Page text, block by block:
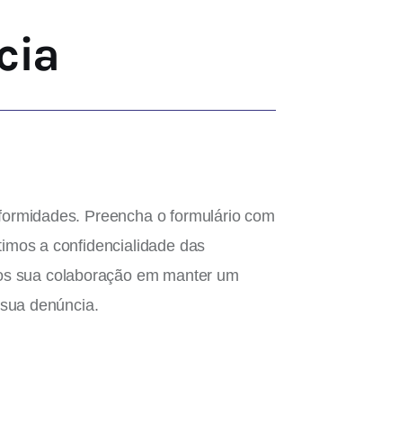
Preencha o formulário com
a confidencialidade das
sua colaboração em manter um
denúncia.